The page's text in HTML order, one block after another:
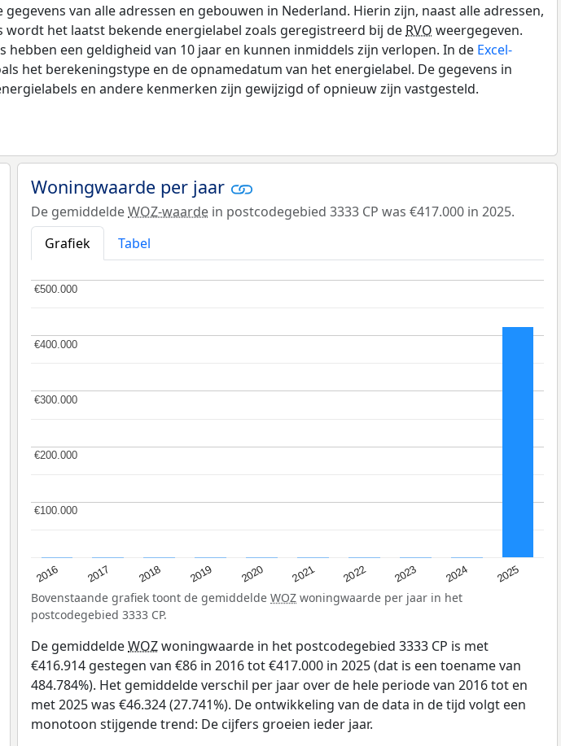
van alle adressen en gebouwen in Nederland. Hierin zijn, naast alle adressen,
het laatst bekende energielabel zoals geregistreerd bij de RVO weergegeven.
een geldigheid van 10 jaar en kunnen inmiddels zijn verlopen. In de Excel-
het berekeningstype en de opnamedatum van het energielabel. De gegevens in
en andere kenmerken zijn gewijzigd of opnieuw zijn vastgesteld.
Woningwaarde per jaar
De gemiddeldeWOZ-waarde in postcodegebied 3333 CP was €417.000 in 2025.
Grafiek
Tabel
2016 2017 2018 2019 2020 2021 2022 2023 2024 2025
€100.000
€100.000
€200.000
€200.000
€300.000
€300.000
€400.000
€400.000
€500.000
€500.000
Bovenstaande grafiek toont de gemiddelde WOZ woningwaarde per jaar in het
postcodegebied 3333 CP.
De gemiddeldeWOZwoningwaarde in het postcodegebied 3333 CP is met
€416.914 gestegen van €86 in 2016 tot €417.000 in 2025 (dat is een toename van
484.784%). Het gemiddelde verschil per jaar over de hele periode van 2016 tot en
met 2025 was €46.324 (27.741%). De ontwikkeling van de data in de tijd volgt een
monotoon stijgende trend: De cijfers groeien ieder jaar.